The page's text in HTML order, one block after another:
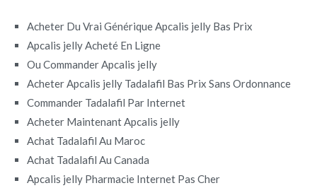
Acheter Du Vrai Générique Apcalis jelly Bas Prix
Apcalis jelly Acheté En Ligne
Ou Commander Apcalis jelly
Acheter Apcalis jelly Tadalafil Bas Prix Sans Ordonnance
Commander Tadalafil Par Internet
Acheter Maintenant Apcalis jelly
Achat Tadalafil Au Maroc
Achat Tadalafil Au Canada
Apcalis jelly Pharmacie Internet Pas Cher